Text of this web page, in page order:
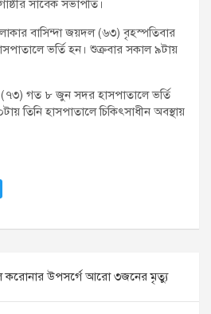
সাবেক সভাপতি।
বাসিন্দা জয়দল (৬৩) বৃহস্পতিবার
ভর্তি হন। শুক্রবার সকাল ৯টায়
(৭৩) গত ৮ জুন সদর হাসপাতালে ভর্তি
তিনি হাসপাতালে চিকিৎসাধীন অবস্থায়
i
e
r
করোনার উপসর্গে আরো ৩জনের মৃত্যু